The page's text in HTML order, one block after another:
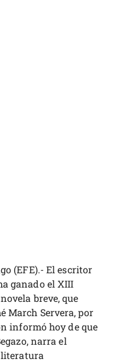
(EFE).- El escritor
ganado el XIII
breve, que
March Servera, por
informó hoy de que
narra el